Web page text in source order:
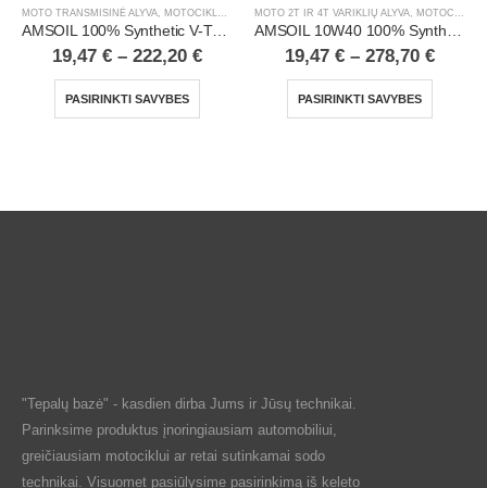
MOTO TRANSMISINĖ ALYVA MOTOCIKLAI, ATV/UTV
AMSOIL 100% Synthetic V-Twin Transmission Fluid
19,47 € – 222,20 €
PASIRINKTI SAVYBES
MOTO 2T IR 4T VARIKLIŲ ALYVA MOTOCIKLAI, ATV/UTV
19,47 € – 278,70 €
PASIRINKTI SAVYBES
"Tepalų bazė" - kasdien dirba Jums ir Jūsų technikai.
Parinksime produktus įnoringiausiam automobiliui,
greičiausiam motociklui ar retai sutinkamai sodo
technikai. Visuomet pasiūlysime pasirinkimą iš keleto